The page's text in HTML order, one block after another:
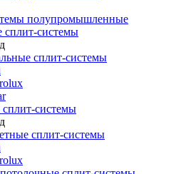
полупромышленные
сплит-системы
сплит-системы
сплит-системы
сплит-системы